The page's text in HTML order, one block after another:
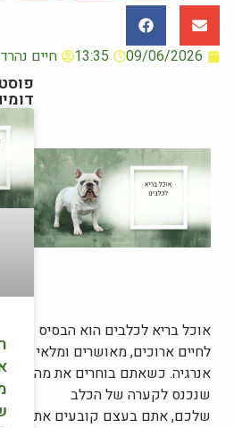
09/06/2026
13:35 חיים
אוכל בריא לכלבים הוא הבסיס
לחיים ארוכים, מאושרים ומלאי
אנרגיה. כשאתם בוחרים את מה
שנכנס לקערה של הכלב
שלכם, אתם בעצם קובעים את